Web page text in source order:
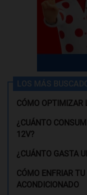
LOS MÁS
CÓMO OPTIMIZAR
¿CUÁNTO
12V?
¿CUÁNTO GASTA
CÓMO ENFRIAR
ACONDICIONADO